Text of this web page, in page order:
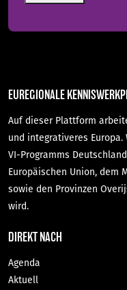
EUREGIONALE
Auf dieser Plattform
und integrativeres
VI-Programms
Europäischen Union, dem
sowie den Provinzen
wird.
DIREKT NACH
Agenda
Aktuell